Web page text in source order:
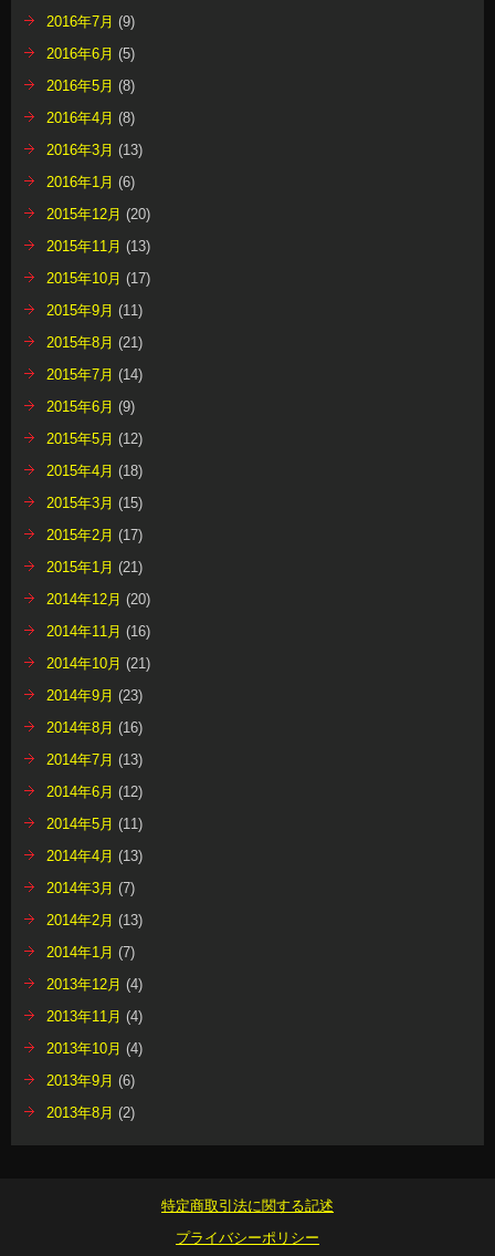
2016年7月 (9)
2016年6月 (5)
2016年5月 (8)
2016年4月 (8)
2016年3月 (13)
2016年1月 (6)
2015年12月 (20)
2015年11月 (13)
2015年10月 (17)
2015年9月 (11)
2015年8月 (21)
2015年7月 (14)
2015年6月 (9)
2015年5月 (12)
2015年4月 (18)
2015年3月 (15)
2015年2月 (17)
2015年1月 (21)
2014年12月 (20)
2014年11月 (16)
2014年10月 (21)
2014年9月 (23)
2014年8月 (16)
2014年7月 (13)
2014年6月 (12)
2014年5月 (11)
2014年4月 (13)
2014年3月 (7)
2014年2月 (13)
2014年1月 (7)
2013年12月 (4)
2013年11月 (4)
2013年10月 (4)
2013年9月 (6)
2013年8月 (2)
特定商取引法に関する記述
プライバシーポリシー